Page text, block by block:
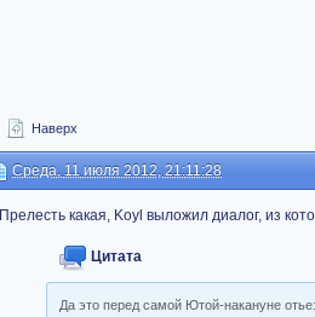
Наверх
Среда, 11 июля 2012, 21:11:28
Прелесть какая, Koyl выложил диалог, из
Цитата
Да это перед самой Ютой-накануне